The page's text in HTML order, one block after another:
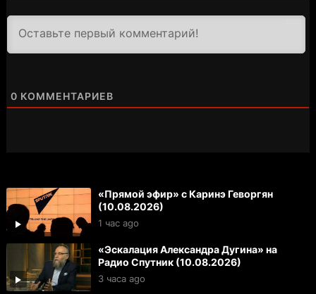
0 КОММЕНТАРИЕВ
«Прямой эфир» с Каринэ Геворгян
(10.08.2026)
1 час ago
«Эскалация Александра Дугина» на
Радио Спутник (10.08.2026)
3 часа ago